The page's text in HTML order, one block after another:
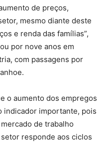
de preços,
mesmo diante deste
e renda das famílias”,
por nove anos em
com passagens por
o aumento dos empregos
indicador importante, pois
de trabalho
responde aos ciclos